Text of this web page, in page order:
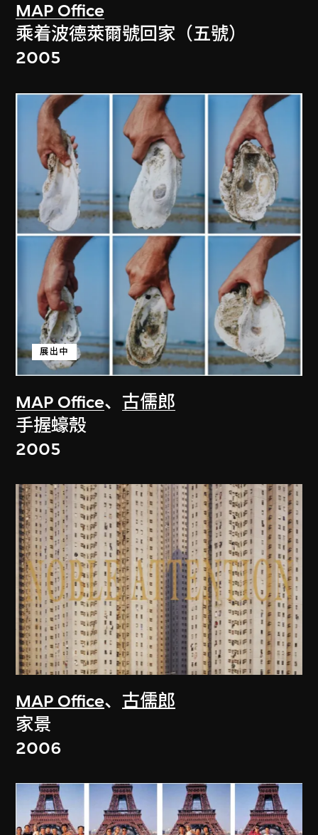
MAP Office
乘着波德萊爾號回家（五號）
2005
MAP Office、 古儒郎
展出中
手握蠔殼
2005
MAP Office、 古儒郎
家景
2006